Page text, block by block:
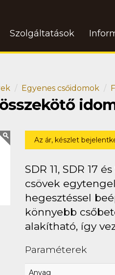
Szolgáltatások
Egyenes csőidomok
idom
Az ár, készlet
SDR 11, SDR 17
csövek
hegesztéssel
könnyebb
alakítható, így
Paraméterek
Anyag